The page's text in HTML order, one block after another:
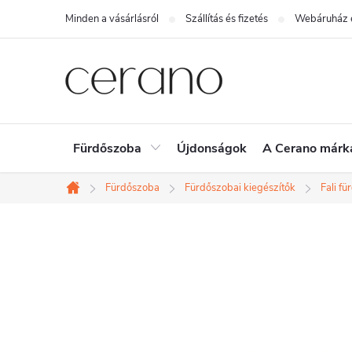
tartalomhoz
Minden a vásárlásról Szállítás és fizetés Webáruház
Fürdőszoba Újdonságok A Cerano
Kezdőlap
Fürdőszoba Fürdőszobai kiegészítők Fali